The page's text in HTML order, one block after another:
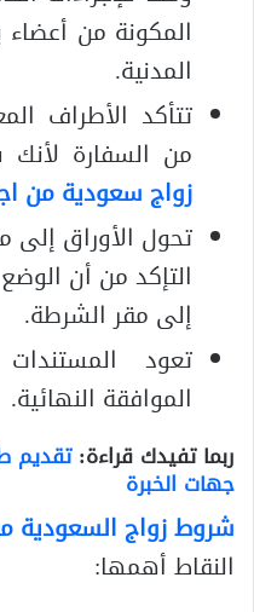
المكونة من أعضاء
المدنية.
تتأكد الأطراف
من السفارة
زواج سعودية من
تحول الأوراق
التإكد من أن
إلى مقر الشرطة.
تعود
الموافقة النهائية.
ربما تفيدك قراءة:تقديم
جهات الخبرة
شروط زواج
النقاط أهمها: